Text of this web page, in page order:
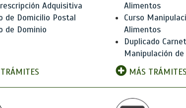
Adquisitiva
de Domicilio Postal
de Dominio
Alimentos
Curso
Alimentos
Duplicado
Manipulación
MÁS TRÁMITES